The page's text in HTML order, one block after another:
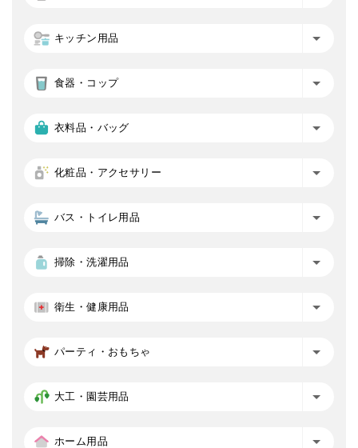
キッチン用品
食器・コップ
衣料品・バッグ
化粧品・アクセサリー
バス・トイレ用品
掃除・洗濯用品
衛生・健康用品
パーティ・おもちゃ
大工・園芸用品
ホーム用品